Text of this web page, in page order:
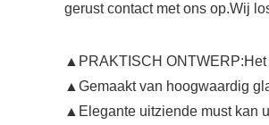
gerust contact met ons op.Wij
▲PRAKTISCH ONTWERP:Het
▲Gemaakt van hoogwaardig
▲Elegante uitziende must kan